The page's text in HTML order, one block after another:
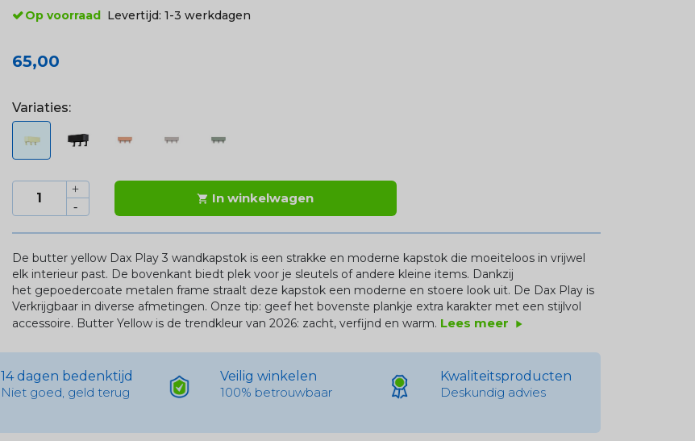
Op voorraad Levertijd: 1-3 werkdagen
65,00
Variaties:
 In winkelwagen
De butter yellow DaxPlay 3 wandkapstok is een strakke en moderne kapstok die moeiteloos in vrijwel
elk interieur past. De bovenkant biedt plek voor je sleutels of andere kleine items. Dankzij
het gepoedercoate metalen frame straalt deze kapstok een moderne en stoere look uit. De Dax Play is
Verkrijgbaar in diverse afmetingen. Onze tip: geef het bovenste plankje extra karakter met een stijlvol
accessoire. Butter Yellow is de trendkleur van 2026: zacht, verfijnd en warm. Lees meer play_arrow
14 dagen bedenktijd
Niet goed, geld terug
Veilig winkelen
100% betrouwbaar
Kwaliteitsproducten
Deskundig advies